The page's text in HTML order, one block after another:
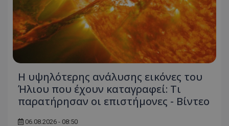
Η υψηλότερης ανάλυσης εικόνες του
Ήλιου που έχουν καταγραφεί: Τι
παρατήρησαν οι επιστήμονες - Βίντεο
06.08.2026 - 08:50
ASP.NET_SessionId
Microsoft Corporation